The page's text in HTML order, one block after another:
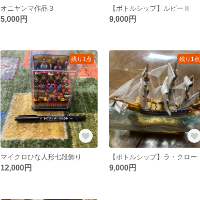
オニヤンマ作品３
5,000円
【ボトルシップ】ルビーⅡ
9,000円
残り1点
マイクロひな人形七段飾り
12,000円
残り1点
9,000円